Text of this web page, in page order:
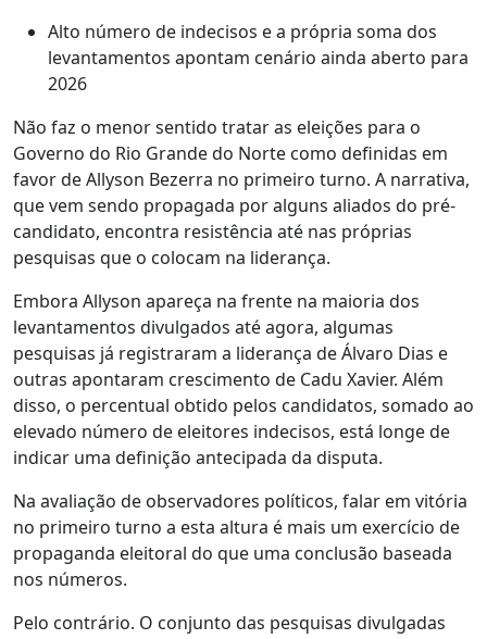
Alto número de indecisos e a própria soma dos
levantamentos apontam cenário ainda aberto para
2026
Não faz o menor sentido tratar as eleições para o
Governo do Rio Grande do Norte como definidas em
favor de Allyson Bezerra no primeiro turno. A narrativa,
que vem sendo propagada por alguns aliados do pré-
candidato, encontra resistência até nas próprias
pesquisas que o colocam na liderança.
Embora Allyson apareça na frente na maioria dos
levantamentos divulgados até agora, algumas
pesquisas já registraram a liderança de Álvaro Dias e
outras apontaram crescimento de Cadu Xavier. Além
disso, o percentual obtido pelos candidatos, somado ao
elevado número de eleitores indecisos, está longe de
indicar uma definição antecipada da disputa.
Na avaliação de observadores políticos, falar em vitória
no primeiro turno a esta altura é mais um exercício de
propaganda eleitoral do que uma conclusão baseada
nos números.
Pelo contrário. O conjunto das pesquisas divulgadas